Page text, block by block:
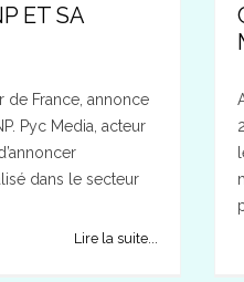
ET SA
de France, annonce
Pyc Media, acteur
dans le secteur
Lire la suite...